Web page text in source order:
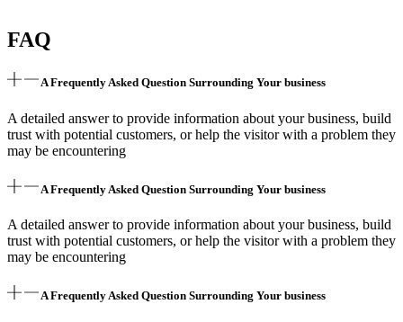
FAQ
A Frequently Asked Question Surrounding Your business
A detailed answer to provide information about your business, build
trust with potential customers, or help the visitor with a problem they
may be encountering
A Frequently Asked Question Surrounding Your business
A detailed answer to provide information about your business, build
trust with potential customers, or help the visitor with a problem they
may be encountering
A Frequently Asked Question Surrounding Your business